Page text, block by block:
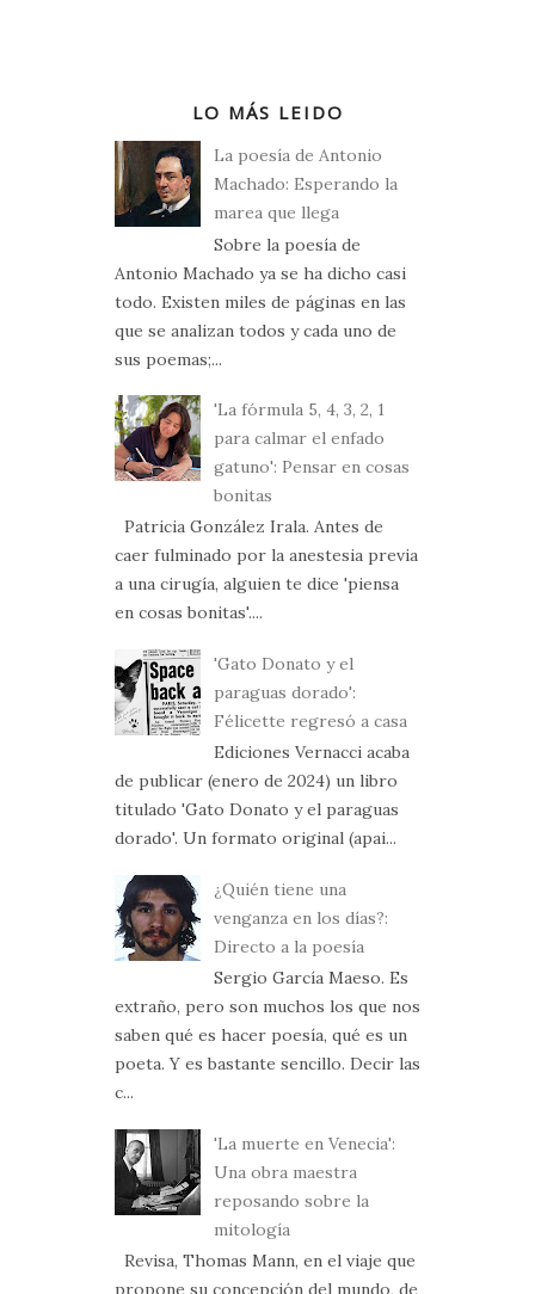
LO MÁS LEIDO
La poesía de Antonio
Machado: Esperando la
marea que llega
Sobre la poesía de
Antonio Machado ya se ha dicho casi
todo. Existen miles de páginas en las
que se analizan todos y cada uno de
sus poemas;...
'La fórmula 5, 4, 3, 2, 1
para calmar el enfado
gatuno': Pensar en cosas
bonitas
Patricia González Irala. Antes de
caer fulminado por la anestesia previa
a una cirugía, alguien te dice 'piensa
en cosas bonitas'....
'Gato Donato y el
paraguas dorado':
Félicette regresó a casa
Ediciones Vernacci acaba
de publicar (enero de 2024) un libro
titulado 'Gato Donato y el paraguas
dorado'. Un formato original (apai...
¿Quién tiene una
venganza en los días?:
Directo a la poesía
Sergio García Maeso. Es
extraño, pero son muchos los que nos
saben qué es hacer poesía, qué es un
poeta. Y es bastante sencillo. Decir las
c...
'La muerte en Venecia':
Una obra maestra
reposando sobre la
mitología
Revisa, Thomas Mann, en el viaje que